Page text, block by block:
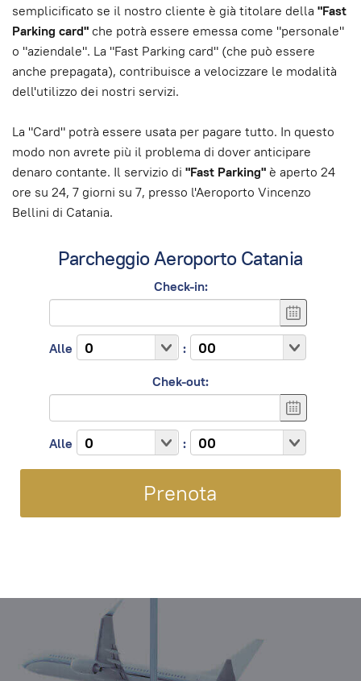
semplicificato se il nostro cliente è già titolare della "Fast
Parking card" che potrà essere emessa come "personale"
o "aziendale". La "Fast Parking card" (che può essere
anche prepagata), contribuisce a velocizzare le modalità
dell'utilizzo dei nostri servizi.
La "Card" potrà essere usata per pagare tutto. In questo
modo non avrete più il problema di dover anticipare
denaro contante. Il servizio di "Fast Parking" è aperto 24
ore su 24, 7 giorni su 7, presso l'Aeroporto Vincenzo
Bellini di Catania.
Parcheggio Aeroporto Catania
Check-in:
Alle
:
Chek-out:
Alle :